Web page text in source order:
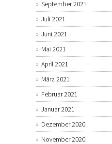
September 2021
Juli 2021
Juni 2021
Mai 2021
April 2021
März 2021
Februar 2021
Januar 2021
Dezember 2020
November 2020